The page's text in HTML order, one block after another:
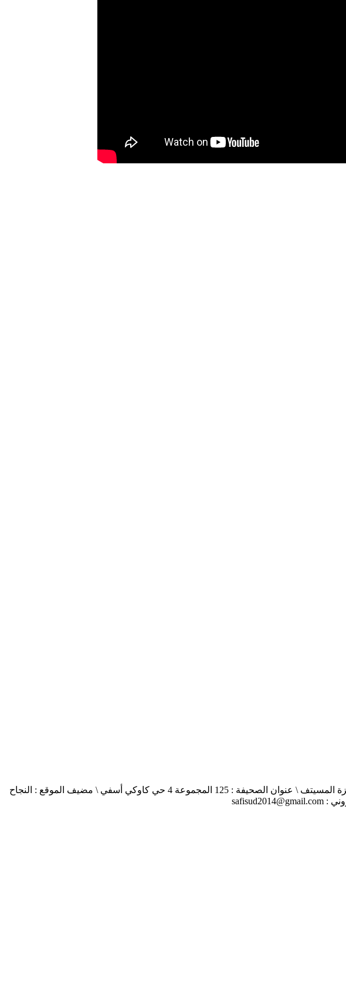
أسفي جنوب safisud صحيفة إلكترونية \ التصريح بالإصدار عدد 03-14 \ مدير النشر : منير الغرنيتي \ الإدارة والتحرير : كنزة المسيتف \ عنوان الصحيفة : 125 المجموعة 4 حي كاوكي أسفي \ مضيف الموقع : النجاح